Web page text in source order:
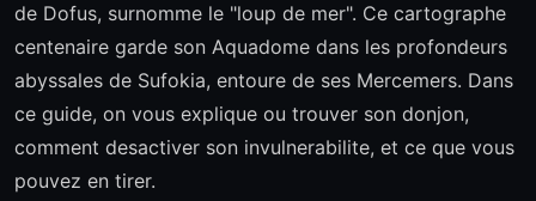
de Dofus, surnomme le "loup de mer". Ce cartographe
centenaire garde son Aquadome dans les profondeurs
abyssales de Sufokia, entoure de ses Mercemers. Dans
ce guide, on vous explique ou trouver son donjon,
comment desactiver son invulnerabilite, et ce que vous
pouvez en tirer.